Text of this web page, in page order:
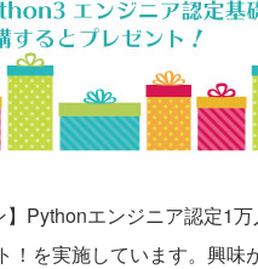
Pythonエンジニア認定1
を実施しています。興味